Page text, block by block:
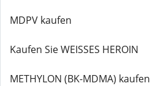
MDPV kaufen
Kaufen Sie WEISSES HEROIN
METHYLON (BK-MDMA) kaufen